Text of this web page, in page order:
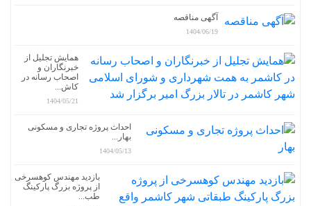
آگهی مناقصه
1404/06/19
همایش تجلیل از
خبرنگاران و
اصحاب رسانه در
کاش...
1404/05/21
احداث پروژه تجاری و مسکونی
بهار...
1404/05/13
بازدید مهندس کوهسرخی
از پروژه بزرگ پارکینگ
طب...